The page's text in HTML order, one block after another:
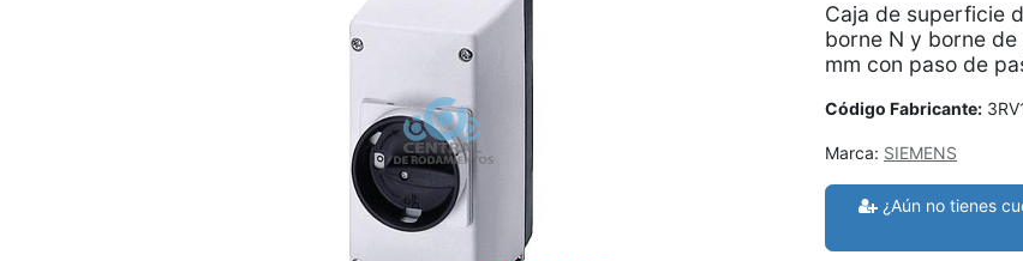
Caja de superficie
borne N y borne
mm con paso de
Código Fabricante:
Marca: SIEMENS
¿Aún no tienes